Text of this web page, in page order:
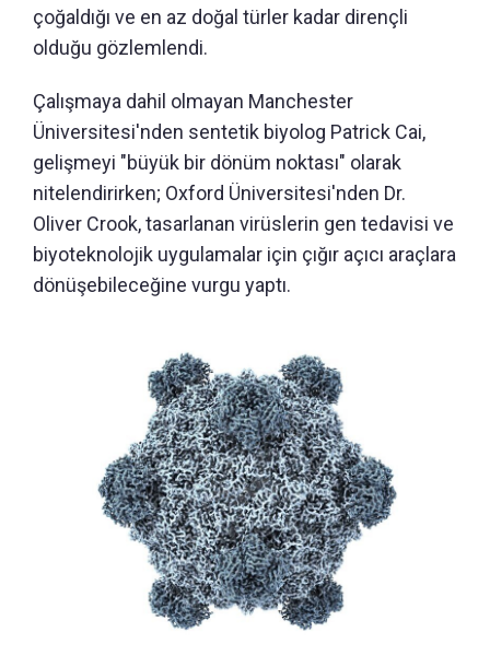
çoğaldığı ve en az doğal türler kadar dirençli
olduğu gözlemlendi.
Çalışmaya dahil olmayan Manchester
Üniversitesi'nden sentetik biyolog Patrick Cai,
gelişmeyi "büyük bir dönüm noktası" olarak
nitelendirirken; Oxford Üniversitesi'nden Dr.
Oliver Crook, tasarlanan virüslerin gen tedavisi ve
biyoteknolojik uygulamalar için çığır açıcı araçlara
dönüşebileceğine vurgu yaptı.